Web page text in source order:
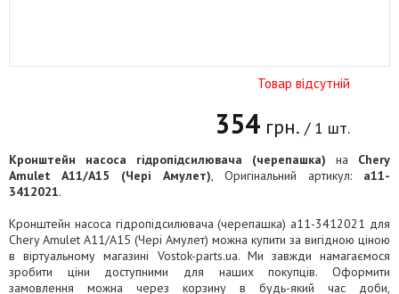
Товар відсутній
354 грн. / 1 шт.
Кронштейн насоса гідропідсилювача (черепашка) на Chery
Amulet A11/A15 (Чері Амулет), Оригінальний артикул: a11-
3412021.
Кронштейн насоса гідропідсилювача (черепашка) a11-3412021 для
Chery Amulet A11/A15 (Чері Амулет) можна купити за вигідною ціною
в віртуальному магазині Vostok-parts.ua. Ми завжди намагаємося
зробити ціни доступними для наших покупців. Оформити
замовлення можна через корзину в будь-який час доби,